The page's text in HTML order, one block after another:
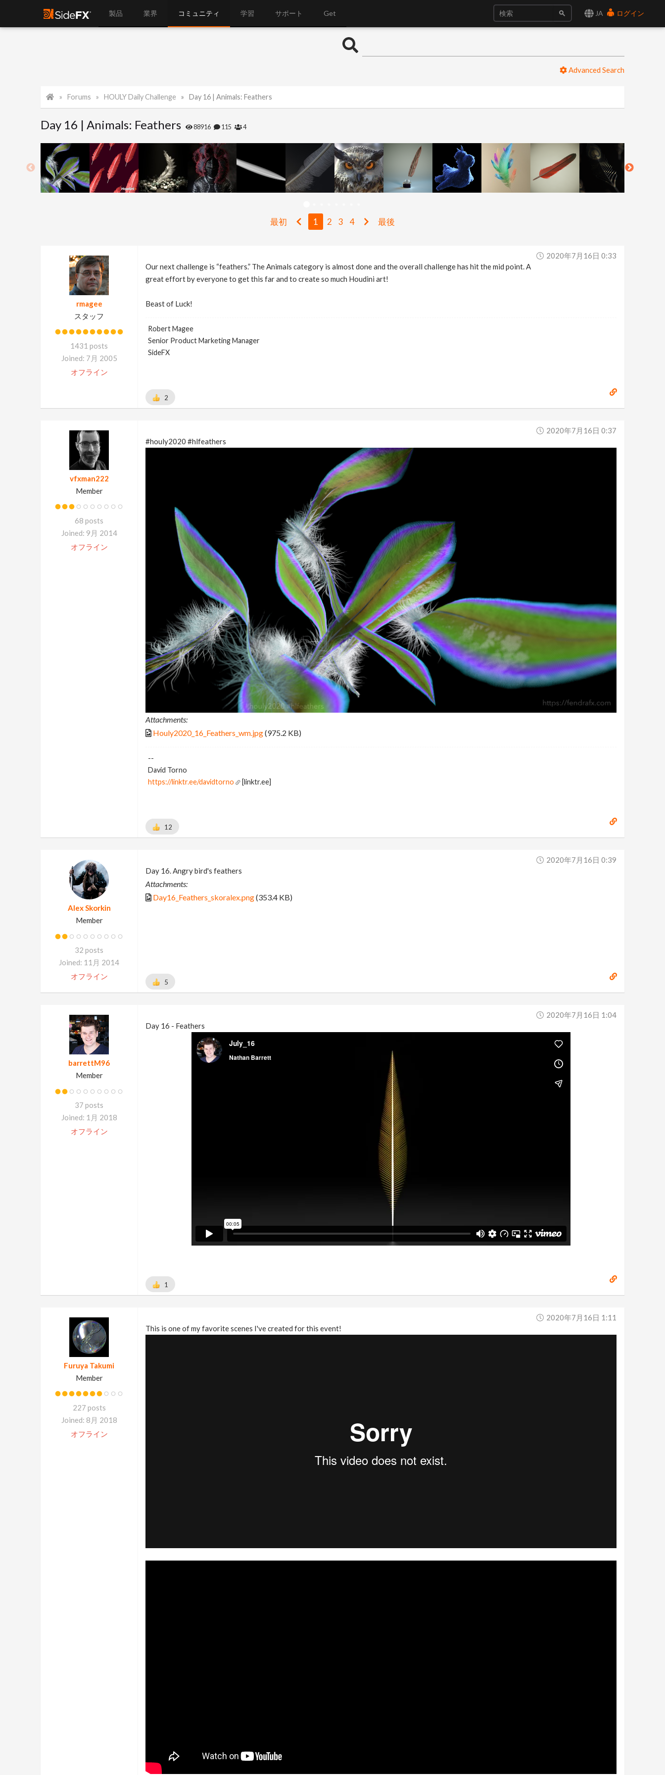
JA ログイン
製品 業界 コミュニティ 学習 サポート Get
Advanced Search
Forums HOULY Daily Challenge Day 16 | Animals: Feathers
Day 16 | Animals: Feathers 88916 115 4
最初 1 2 3 4 最後
rmagee
スタッフ
1431 posts
Joined: 7月 2005
オフライン
2020年7月16日 0:33
Our next challenge is “feathers.” The Animals category is almost done and the overall challenge has hit the mid point. A
great effort by everyone to get this far and to create so much Houdini art!
Beast of Luck!
Robert Magee
Senior Product Marketing Manager
SideFX
2
vfxman222
Member
68 posts
Joined: 9月 2014
オフライン
2020年7月16日 0:37
#houly2020 #hlfeathers
Attachments:
Houly2020_16_Feathers_wm.jpg(975.2 KB)
--
David Torno
https://linktr.ee/davidtorno
[linktr.ee]
12
Alex Skorkin
Member
32 posts
Joined: 11月 2014
オフライン
2020年7月16日 0:39
Day 16. Angry bird's feathers
Attachments:
Day16_Feathers_skoralex.png(353.4 KB)
5
barrettM96
Member
37 posts
Joined: 1月 2018
オフライン
2020年7月16日 1:04
Day 16 - Feathers
1
Furuya Takumi
Member
227 posts
Joined: 8月 2018
オフライン
2020年7月16日 1:11
This is one of my favorite scenes I've created for this event!